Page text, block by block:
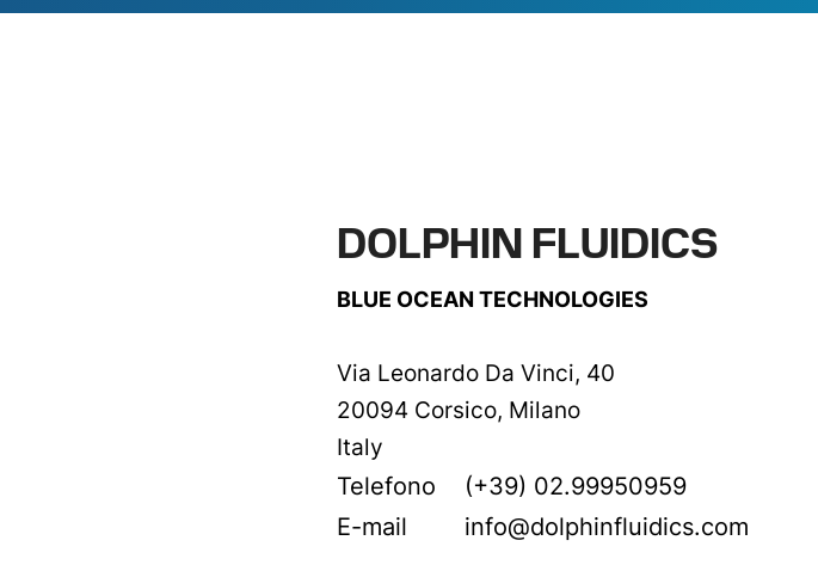
DOLPHIN FLUIDICS
BLUE OCEAN TECHNOLOGIES
Via Leonardo Da Vinci, 40
20094 Corsico, Milano
Italy
Telefono
(+39) 02.99950959
E-mail
info@dolphinfluidics.com